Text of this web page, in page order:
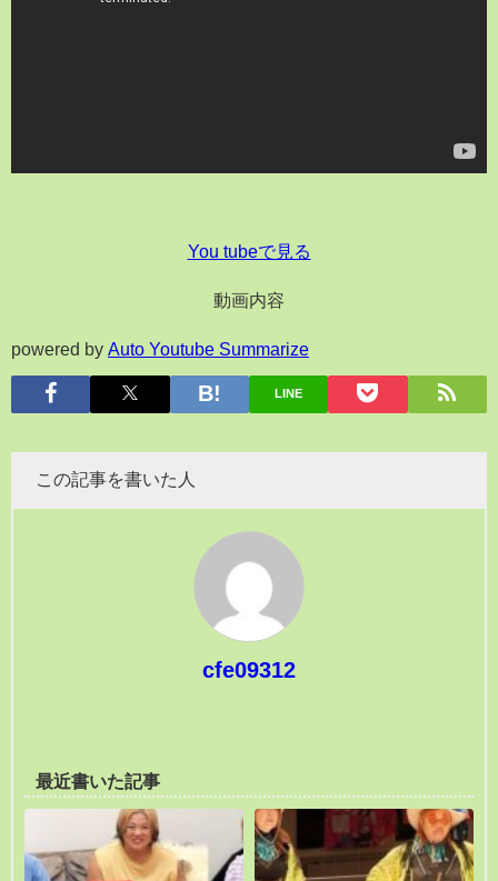
You tubeで見る
動画内容
powered by Auto Youtube Summarize
LINE
この記事を書いた人
cfe09312
最近書いた記事